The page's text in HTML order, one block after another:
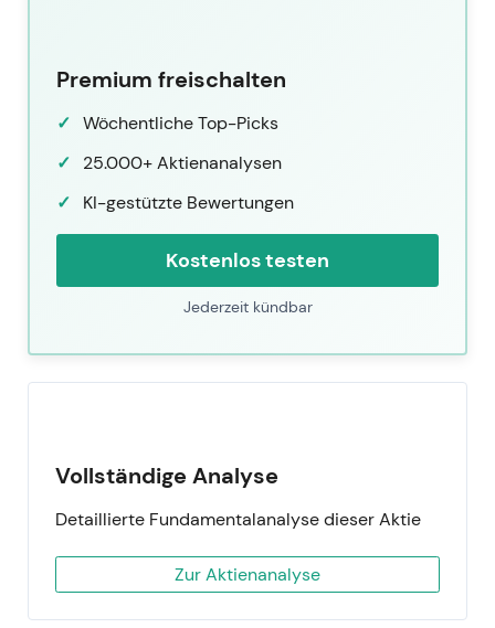
Premium freischalten
Wöchentliche Top-Picks
25.000+ Aktienanalysen
KI-gestützte Bewertungen
Kostenlos testen
Jederzeit kündbar
Vollständige Analyse
Detaillierte Fundamentalanalyse dieser Aktie
Zur Aktienanalyse